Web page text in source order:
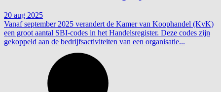
20 aug 2025
Vanaf september 2025 verandert de Kamer van Koophandel (KvK)
een groot aantal SBI-codes in het Handelsregister. Deze codes zijn
gekoppeld aan de bedrijfsactiviteiten van een organisatie...